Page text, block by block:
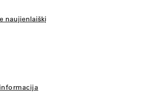
naujienlaiškį